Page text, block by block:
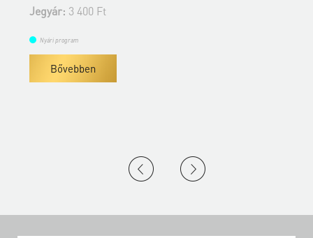
Jegyár: 3 400 Ft
Nyári program
Bővebben